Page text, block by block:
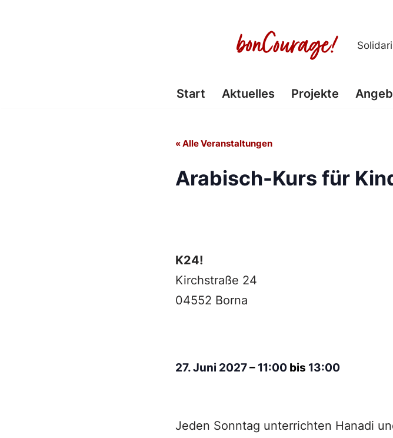
Start Aktuelles Projekte
« Alle Veranstaltungen
Arabisch-Kurs für
K24!
Kirchstraße 24
04552 Borna
27. Juni 2027– 11:00 bis 13:00
Jeden Sonntag unterrichten Hanadi